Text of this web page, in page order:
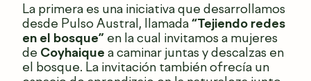
La primera es una iniciativa que desarrollamos
desde Pulso Austral, llamada“Tejiendo redes
en el bosque” en la cual invitamos a mujeres
de Coyhaique a caminar juntas y descalzas en
el bosque. La invitación también ofrecía un